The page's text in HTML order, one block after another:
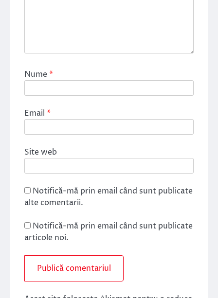
Nume*
Email *
Site web
Notifică-mă prin email când sunt publicate
alte comentarii.
Notifică-mă prin email când sunt publicate
articole noi.